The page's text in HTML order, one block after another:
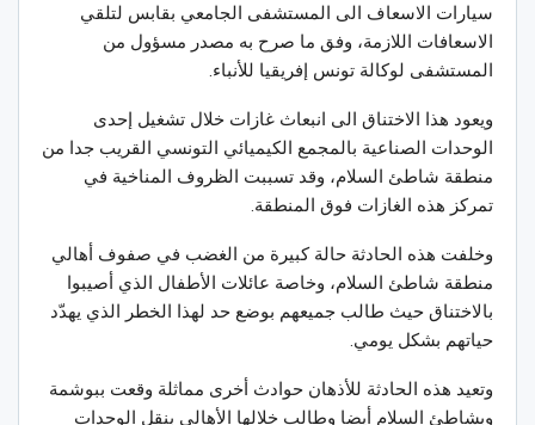
سيارات الاسعاف الى المستشفى الجامعي بقابس لتلقي
الاسعافات اللازمة، وفق ما صرح به مصدر مسؤول من
المستشفى لوكالة تونس إفريقيا للأنباء.
ويعود هذا الاختناق الى انبعاث غازات خلال تشغيل إحدى
الوحدات الصناعية بالمجمع الكيميائي التونسي القريب جدا من
منطقة شاطئ السلام، وقد تسببت الظروف المناخية في
تمركز هذه الغازات فوق المنطقة.
وخلفت هذه الحادثة حالة كبيرة من الغضب في صفوف أهالي
منطقة شاطئ السلام، وخاصة عائلات الأطفال الذي أصيبوا
بالاختناق حيث طالب جميعهم بوضع حد لهذا الخطر الذي يهدّد
حياتهم بشكل يومي.
وتعيد هذه الحادثة للأذهان حوادث أخرى مماثلة وقعت ببوشمة
وبشاطئ السلام أيضا وطالب خلالها الأهالي بنقل الوحدات